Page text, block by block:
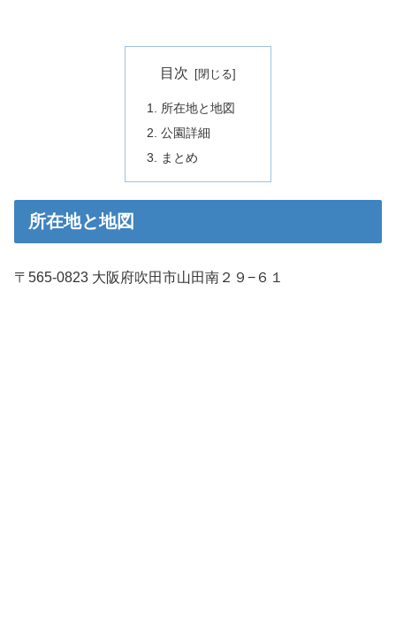
目次
所在地と地図
公園詳細
まとめ
所在地と地図
〒565-0823 大阪府吹田市山田南２９−６１